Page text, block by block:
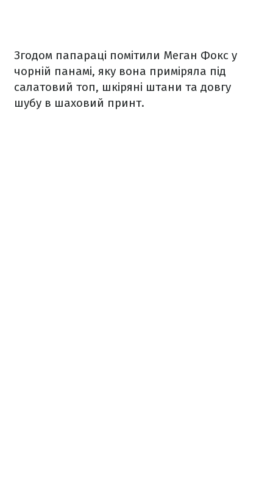
Згодом папараці помітили Меган Фокс у
чорній панамі, яку вона приміряла під
салатовий топ, шкіряні штани та довгу
шубу в шаховий принт.